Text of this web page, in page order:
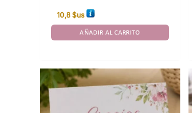
10,8$us
AÑADIR AL CARRITO